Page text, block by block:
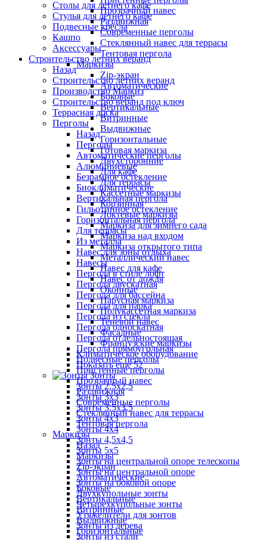
Прозрачный навес
Раздвижная
Современные перголы
Стеклянный навес для террасы
Тентовая пергола
Маркизы
Zip-экран
Автоматические
Боковые
Вертикальные
Витринные
Выдвижные
Горизонтальные
Готовая маркиза
Двухсторонние
Для кафе
Для террасы
Кассетные маркизы
Корзинная
Локтевые маркизы
Маркиза для зимнего сада
Маркиза над входом
Маркиза открытого типа
Металлический навес
Навес для кафе
Навес от дождя
Оконные
Парусная маркиза
Полукассетная маркиза
Теневой навес
Фасадные
Французские маркизы
Климатическое оборудование
Показать ещё 52
Зонты
Зонты 2,5х2,5
Зонты 3х3
Зонты 3,5х3,5
Зонты 4х3
Зонты 4х4
Зонты 4,5х4,5
Зонты 5х5
Зонты на центральной опоре телескопы
Зонты на центральной опоре
Зонты на боковой опоре
Двухкупольные зонты
Четырехкупольные зонты
Утяжелители для зонтов
Зонты из дерева
Зонты из стали
Столы для летнего кафе
Стулья для летнего кафе
Подвесные кресла
Кашпо
Аксессуары
Строительство летних веранд
Назад
Строительство летних веранд
Производство Маркиз
Строительство веранд под ключ
Террасная доска
Перголы
Назад
Перголы
Автоматические перголы
Алюминиевые
Безрамное остекление
Биоклиматические
Вертикальная пергола
Гильотинное остекление
Горизонтальная пергола
Для террасы
Из металла
Навес для зоны отдыха
Навесы
Пергола в стиле лофт
Пергола двускатная
Пергола для бассейна
Пергола для парка
Пергола из стекла
Пергола односкатная
Пергола отдельностоящая
Пергола прямоугольная
Подвесные перголы
Пристенные перголы
Прозрачный навес
Раздвижная
Современные перголы
Стеклянный навес для террасы
Тентовая пергола
Маркизы
Назад
Маркизы
Zip-экран
Автоматические
Боковые
Вертикальные
Витринные
Выдвижные
Горизонтальные